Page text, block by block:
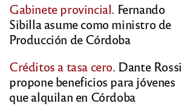
Gabinete provincial. Fernando
Sibilla asume como ministro de
Producción de Córdoba
Créditos a tasa cero. Dante Rossi
propone beneficios para jóvenes
que alquilan en Córdoba